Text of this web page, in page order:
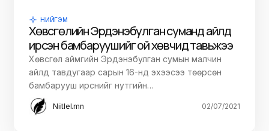
НИЙГЭМ
Хөвсгөлийн Эрдэнэбулган суманд айлд
ирсэн бамбаруушийг ой хөвчид тавьжээ
Хөвсгөл аймгийн Эрдэнэбулган сумын малчин
айлд тавдугаар сарын 16-нд эхээсээ төөрсөн
бамбарууш ирснийг нутгийн…
Niitlel.mn 02/07/2021